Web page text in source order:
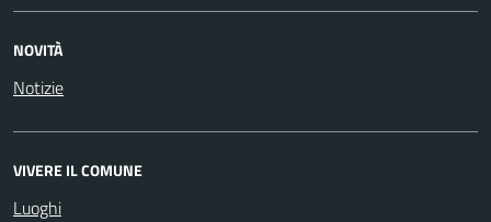
NOVITÀ
Notizie
VIVERE IL COMUNE
Luoghi